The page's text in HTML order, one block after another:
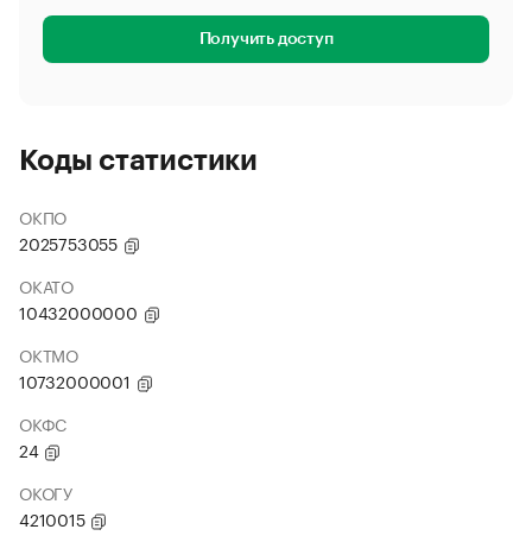
Получить доступ
Коды статистики
ОКПО
2025753055
ОКАТО
10432000000
ОКТМО
10732000001
ОКФС
24
ОКОГУ
4210015